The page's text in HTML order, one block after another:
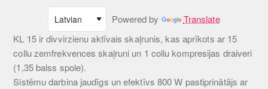
Powered by
Translate
KL 15 ir divvirzienu aktīvais skaļrunis, kas aprīkots ar 15
collu zemfrekvences skaļruni un 1 collu kompresijas draiveri
(1,35 balss spole).
Sistēmu darbina jaudīgs un efektīvs 800 W pastiprinātājs ar